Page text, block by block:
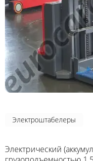
Электроштабелеры
Электрический